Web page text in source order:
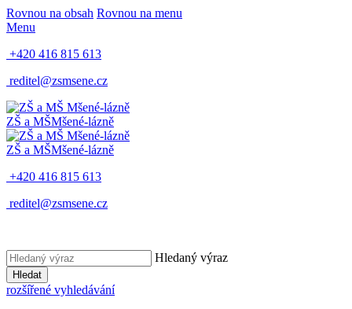
Rovnou na obsah Rovnou na menu
Menu
+420 416 815 613
reditel@zsmsene.cz
ZŠ a MŠMšené-lázně
ZŠ a MŠMšené-lázně
+420 416 815 613
reditel@zsmsene.cz
Hledaný výraz
Hledat
rozšířené vyhledávání